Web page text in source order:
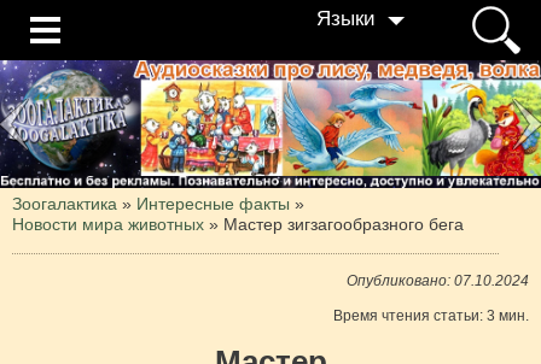
Языки
Зоогалактика » Интересные факты »
Новости мира животных » Мастер зигзагообразного бега
Опубликовано: 07.10.2024
Время чтения статьи: 3 мин.